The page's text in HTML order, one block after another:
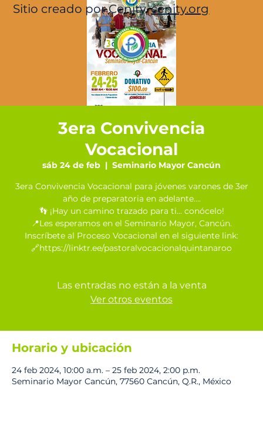
Sitio creado por Cenity.cenity.org
3era Convivencia
Vocacional
sáb 24 de feb
  |
Seminario Mayor Cancún
3era Convivencia Vocacional para jóvenes varones de 3er
año de preparatoria en adelante....
👣 ¡Hay un camino trazado para ti... conócelo!
📍Les esperamos en el Seminario Mayor, Cancún.
Inscríbete al Proceso Vocacional en el siguiente link:
🔗https://linktr.ee/pastoralvocacionalquintanaroo
Las entradas no están a la venta
Ver otros eventos
Horario y ubicación
24 feb 2024, 10:00 a.m. – 25 feb 2024, 2:00 p.m.
Seminario Mayor Cancún, 77560 Cancún, Q.R., México